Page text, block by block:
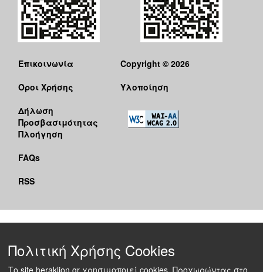
Επικοινωνία
Όροι Χρήσης
Δήλωση
Προσβασιμότητας
Πλοήγηση
FAQs
RSS
Copyright © 2026
Υλοποίηση
Πολιτική Χρήσης Cookies
Το site heraklion.gr χρησιμοποιεί cookies. Προχωρώντας στο